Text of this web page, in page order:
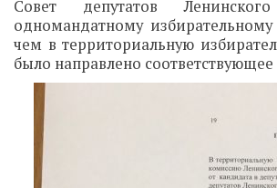
Совет депутатов
одномандатному
чем в территориальную
было направлено соответствующее